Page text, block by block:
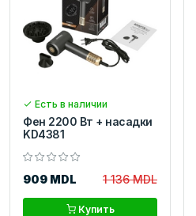
Есть в наличии
Фен 2200 Вт + насадки
KD4381
909 MDL 1 136 MDL
Купить